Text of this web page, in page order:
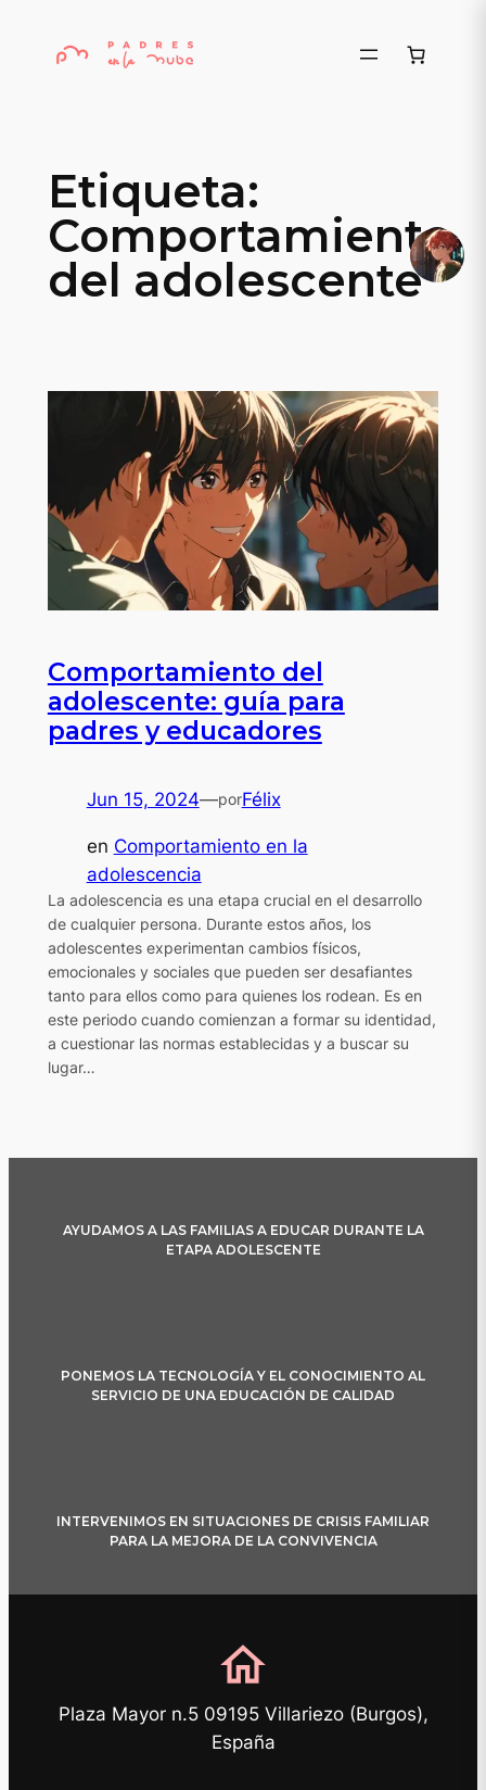
Etiqueta:
Comportamiento
del adolescente
Comportamiento del
adolescente: guía para
padres y educadores
Jun 15, 2024—porFélix
en Comportamiento en la
adolescencia
La adolescencia es una etapa crucial en el desarrollo
de cualquier persona. Durante estos años, los
adolescentes experimentan cambios físicos,
emocionales y sociales que pueden ser desafiantes
tanto para ellos como para quienes los rodean. Es en
este periodo cuando comienzan a formar su identidad,
a cuestionar las normas establecidas y a buscar su
lugar…
AYUDAMOS A LAS FAMILIAS A EDUCAR DURANTE LA
ETAPA ADOLESCENTE
PONEMOS LA TECNOLOGÍA Y EL CONOCIMIENTO AL
SERVICIO DE UNA EDUCACIÓN DE CALIDAD
INTERVENIMOS EN SITUACIONES DE CRISIS FAMILIAR
PARA LA MEJORA DE LA CONVIVENCIA
home
Plaza Mayor n.5 09195 Villariezo (Burgos),
España